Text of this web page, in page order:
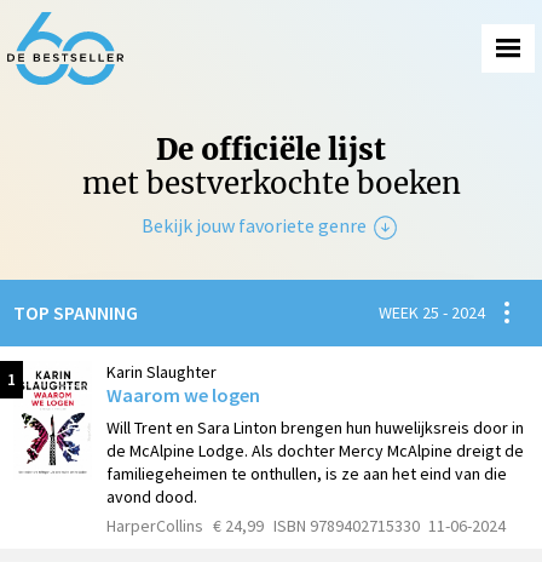
De officiële lijst
met bestverkochte boeken
Bekijk jouw favoriete genre
Fictie
TOP SPANNING WEEK 25 - 2024
1 Karin Slaughter
Waarom we logen
Will Trent en Sara Linton brengen hun huwelijksreis door in
de McAlpine Lodge. Als dochter Mercy McAlpine dreigt de
familiegeheimen te onthullen, is ze aan het eind van die
avond dood.
HarperCollins € 24,99 ISBN 9789402715330 11-06-2024